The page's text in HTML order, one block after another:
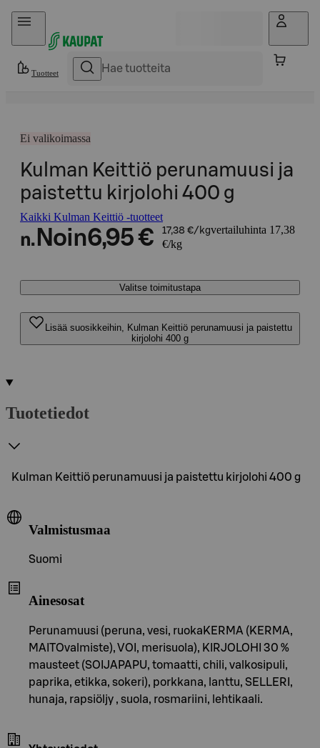
Hyppää sisältöön
Tuotteet
Ei valikoimassa
Kulman Keittiö perunamuusi ja
paistettu kirjolohi 400 g
Kaikki Kulman Keittiö -tuotteet
n. Noin6,95 € 17,38 €/kgvertailuhinta 17,38
€/kg
Valitse toimitustapa
Lisää suosikkeihin, Kulman Keittiö perunamuusi ja paistettu
kirjolohi 400 g
Tuotetiedot
Kulman Keittiö perunamuusi ja paistettu kirjolohi 400 g
Valmistusmaa
Suomi
Ainesosat
Perunamuusi (peruna, vesi, ruokaKERMA (KERMA,
MAITOvalmiste), VOI, merisuola), KIRJOLOHI 30 %
mausteet (SOIJAPAPU, tomaatti, chili, valkosipuli,
paprika, etikka, sokeri), porkkana, lanttu, SELLERI,
hunaja, rapsiöljy , suola, rosmariini, lehtikaali.